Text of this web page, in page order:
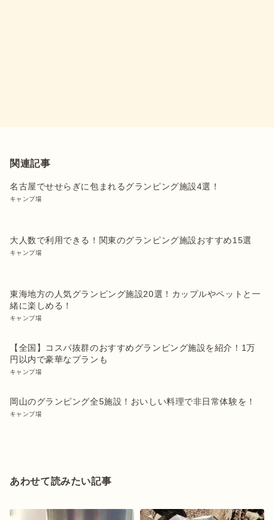
関連記事
名古屋でせせらぎに包まれるグランピング施設4選！
キャンプ場
大人数で利用できる！関東のグランピング施設おすすめ15選
キャンプ場
東海地方の人気グランピング施設20選！カップルやペットと一
緒に楽しめる！
キャンプ場
【全国】コスパ抜群のおすすめグランピング施設を紹介！1万
円以内で豪華なプランも
キャンプ場
岡山のグランピング全5施設！おいしい料理で非日常体験を！
キャンプ場
あわせて読みたい記事